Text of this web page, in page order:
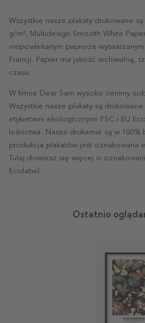
Wszystkie nasze plakaty drukowane
g/m², Multidesign Smooth White
niepowlekanym papierze
Francji. Papier ma jakość archiwalną,
czasu.
W firmie Dear Sam wysoko cenimy
Wszystkie nasze plakaty są
etykietami ekologicznymi FSC i EU
leśnictwa. Nasze drukarnie są w 100%
produkcja plakatów jest oznakowana
Tutaj dowiesz się więcej o
Ecolabel.
Ostatnio